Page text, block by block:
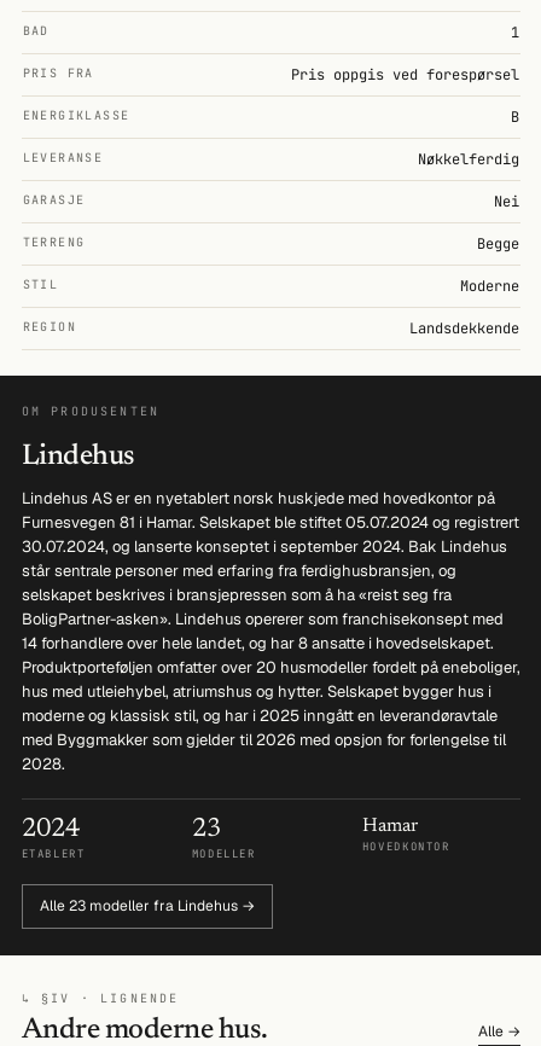
BAD 1
PRIS FRA Pris oppgis ved forespørsel
ENERGIKLASSE B
LEVERANSE Nøkkelferdig
GARASJE Nei
TERRENG Begge
STIL Moderne
REGION Landsdekkende
OM PRODUSENTEN
Lindehus
Lindehus AS er en nyetablert norsk huskjede med hovedkontor på
Furnesvegen 81 i Hamar. Selskapet ble stiftet 05.07.2024 og registrert
30.07.2024, og lanserte konseptet i september 2024. Bak Lindehus
står sentrale personer med erfaring fra ferdighusbransjen, og
selskapet beskrives i bransjepressen som å ha «reist seg fra
BoligPartner-asken». Lindehus opererer som franchisekonsept med
14 forhandlere over hele landet, og har 8 ansatte i hovedselskapet.
Produktporteføljen omfatter over 20 husmodeller fordelt på eneboliger,
hus med utleiehybel, atriumshus og hytter. Selskapet bygger hus i
moderne og klassisk stil, og har i 2025 inngått en leverandøravtale
med Byggmakker som gjelder til 2026 med opsjon for forlengelse til
2028.
2024
ETABLERT
23
MODELLER
Hamar
HOVEDKONTOR
Alle 23 modeller fra Lindehus →
↳ §IV · LIGNENDE
Andre moderne hus. Alle →